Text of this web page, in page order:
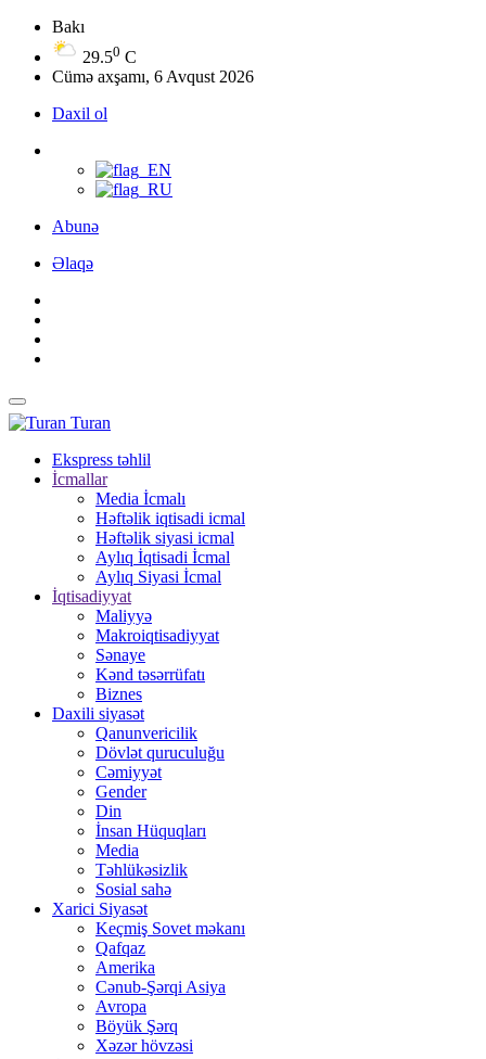
Bakı
29.50 C
Cümə axşamı, 6 Avqust 2026
Daxil ol
Abunə
Əlaqə
Turan
Ekspress təhlil
İcmallar
Media İcmalı
Həftəlik iqtisadi icmal
Həftəlik siyasi icmal
Aylıq İqtisadi İcmal
Aylıq Siyasi İcmal
İqtisadiyyat
Maliyyə
Makroiqtisadiyyat
Sənaye
Kənd təsərrüfatı
Biznes
Daxili siyasət
Qanunvericilik
Dövlət quruculuğu
Cəmiyyət
Gender
Din
İnsan Hüquqları
Media
Təhlükəsizlik
Sosial sahə
Xarici Siyasət
Keçmiş Sovet məkanı
Qafqaz
Amerika
Cənub-Şərqi Asiya
Avropa
Böyük Şərq
Xəzər hövzəsi